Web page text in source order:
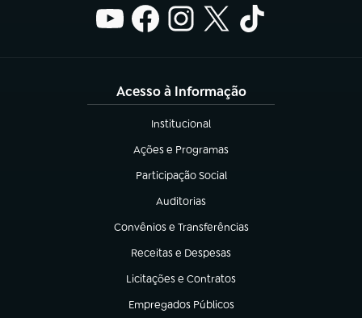
Acesso à Informação
Institucional
(abre em nova aba)
Ações e Programas
(abre em nova aba)
Participação Social
(abre em nova aba)
Auditorias
(abre em nova aba)
Convênios e Transferências
(abre em nova aba)
Receitas e Despesas
(abre em nova aba)
Licitações e Contratos
(abre em nova aba)
Empregados Públicos
(abre em nova aba)